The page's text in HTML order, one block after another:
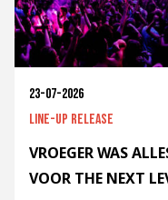
23-07-2026
Line-up release
VROEGER WAS
VOOR THE NEXT